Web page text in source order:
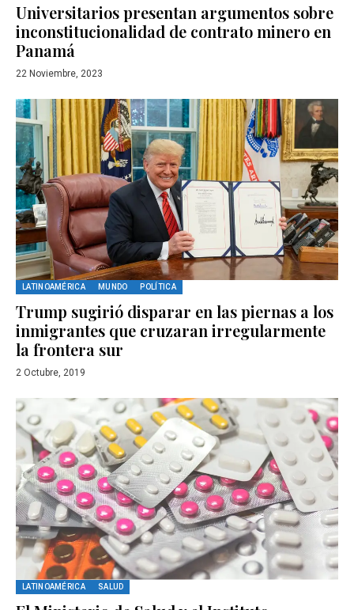
Universitarios presentan argumentos sobre
inconstitucionalidad de contrato minero en
Panamá
22 Noviembre, 2023
LATINOAMÉRICA MUNDO POLÍTICA
Trump sugirió disparar en las piernas a los
inmigrantes que cruzaran irregularmente
la frontera sur
2 Octubre, 2019
LATINOAMÉRICA SALUD